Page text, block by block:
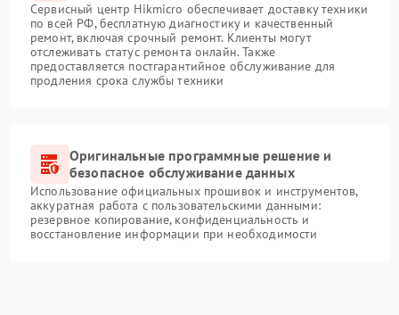
Сервисный центр Hikmicro обеспечивает доставку техники
по всей РФ, бесплатную диагностику и качественный
ремонт, включая срочный ремонт. Клиенты могут
отслеживать статус ремонта онлайн. Также
предоставляется постгарантийное обслуживание для
продления срока службы техники
Оригинальные программные решение и
безопасное обслуживание данных
Использование официальных прошивок и инструментов,
аккуратная работа с пользовательскими данными:
резервное копирование, конфиденциальность и
восстановление информации при необходимости